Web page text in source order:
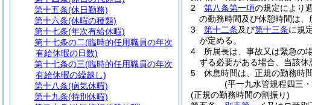
2
第八条第一項の規定により
の勤務時間及び休憩時間は、
3
第十二条及び第十三条に規
が定める。
4
所属長は、事故又は緊急の場
ずる必要がある場合、当該休
5
休息時間は、正規の勤務時
(平一九水管規程四三
(正規の勤務時間の割振り)
第十五条(休日勤務)
第十六条(休暇の種類)
第十七条(年次有給休暇)
第十七条の二(臨時的任用職員の年次
有給休暇の日数)
第十七条の三(臨時的任用職員の年次
有給休暇の繰越し)
第十八条(病気休暇)
第十九条(特別休暇)